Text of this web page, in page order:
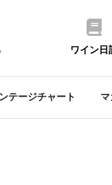
ワイン日
テージチャート